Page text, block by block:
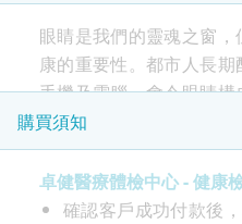
電腦視野圖
白內障
黃斑
視網膜病變
眼科視光檢查
眼睛是我們的靈魂之窗
康的重要性。都市人長
手機及電腦，會令眼睛
更有機會誘發成眼疾。
病變，如青光眼便是本
是眼疾中的隱形危機，一
未能及時察覺並作出治療
購買須知
卓健醫療體檢中心 - 健康
確認客戶成功付款後